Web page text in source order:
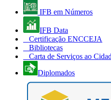
IFB em Números
IFB Data
Certificação ENCCEJA
Bibliotecas
Carta de Serviços ao
Diplomados